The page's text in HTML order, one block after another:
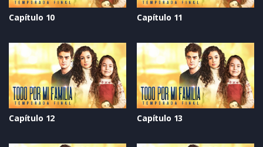
Capítulo 10 Capítulo 11
Capítulo 12 Capítulo 13